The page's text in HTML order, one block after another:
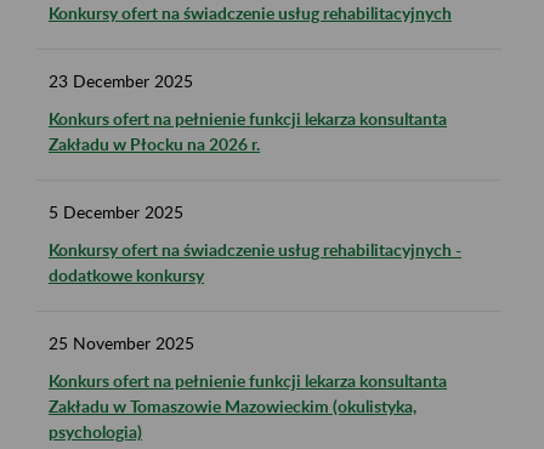
Konkursy ofert na świadczenie usług rehabilitacyjnych
23 December 2025
Konkurs ofert na pełnienie funkcji lekarza konsultanta
Zakładu w Płocku na 2026 r.
5 December 2025
Konkursy ofert na świadczenie usług rehabilitacyjnych -
dodatkowe konkursy
25 November 2025
Konkurs ofert na pełnienie funkcji lekarza konsultanta
Zakładu w Tomaszowie Mazowieckim (okulistyka,
psychologia)